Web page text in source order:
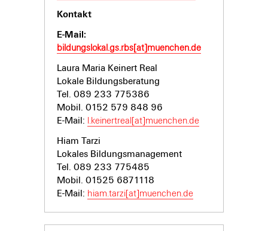
Kontakt
E-Mail:
bildungslokal.gs.rbs[at]muenchen.de
Laura Maria Keinert Real
Lokale Bildungsberatung
Tel. 089 233 775386
Mobil. 0152 579 848 96
E-Mail: l.keinertreal[at]muenchen.de
Hiam Tarzi
Lokales Bildungsmanagement
Tel. 089 233 775485
Mobil. 01525 6871118
E-Mail: hiam.tarzi[at]muenchen.de